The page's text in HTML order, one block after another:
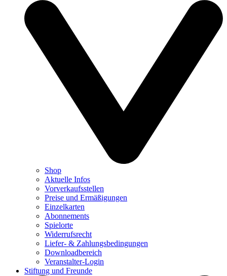
Shop
Aktuelle Infos
Vorverkaufsstellen
Preise und Ermäßigungen
Einzelkarten
Abonnements
Spielorte
Widerrufsrecht
Liefer- & Zahlungsbedingungen
Downloadbereich
Veranstalter-Login
Stiftung und Freunde